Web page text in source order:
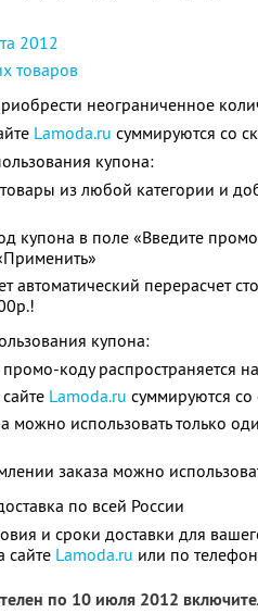
2012
товаров
неограниченное
Lamoda.ru суммируются со
купона:
из любой категории и
купона в поле «Введите
автоматический перерасчет
купона:
коду распространяется
Lamoda.ru суммируются
можно использовать только
заказа можно
по всей России
и сроки доставки для
сайте Lamoda.ru или по
по 10 июля 2012